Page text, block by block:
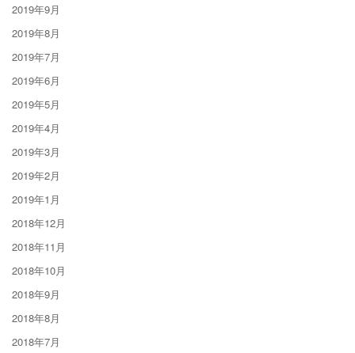
2019年9月
2019年8月
2019年7月
2019年6月
2019年5月
2019年4月
2019年3月
2019年2月
2019年1月
2018年12月
2018年11月
2018年10月
2018年9月
2018年8月
2018年7月